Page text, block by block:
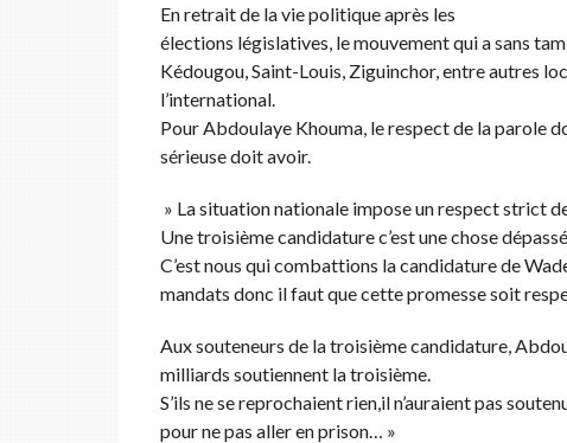
En retrait de la vie politique après les
élections législatives, le mouvement qui a sans
Kédougou, Saint-Louis, Ziguinchor, entre autres
l’international.
Pour Abdoulaye Khouma, le respect de la parole
sérieuse doit avoir.
» La situation nationale impose un respect strict
Une troisième candidature c’est une chose
C’est nous qui combattions la candidature de
mandats donc il faut que cette promesse soit
Aux souteneurs de la troisième candidature,
milliards soutiennent la troisième.
S’ils ne se reprochaient rien,il n’auraient pas
pour ne pas aller en prison… »